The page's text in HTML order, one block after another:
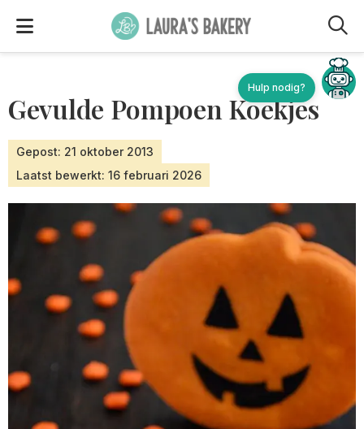
Gevulde Pompoen Koekjes
Gepost: 21 oktober 2013
Laatst bewerkt: 16 februari 2026